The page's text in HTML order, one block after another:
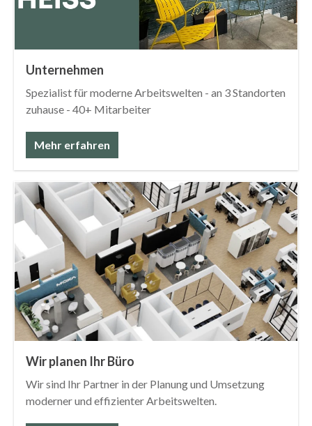
Unternehmen
Spezialist für moderne Arbeitswelten - an 3 Standorten
zuhause - 40+ Mitarbeiter
Mehr erfahren
Wir planen Ihr Büro
Wir sind Ihr Partner in der Planung und Umsetzung
moderner und effizienter Arbeitswelten.